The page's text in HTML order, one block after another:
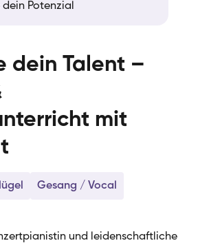
dein Talent –
mit
Gesang / Vocal
und leidenschaftliche
Potenzial